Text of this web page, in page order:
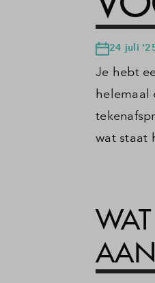
24 juli
Je hebt
helemaal
wat staat